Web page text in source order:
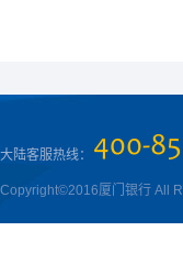
大陆客服热线：
Copyright©2016厦门银行 All